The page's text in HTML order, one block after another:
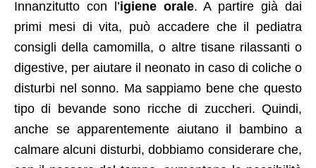
Innanzitutto con l’igiene orale. A partire già dai
primi mesi di vita, può accadere che il pediatra
consigli della camomilla, o altre tisane rilassanti o
digestive, per aiutare il neonato in caso di coliche o
disturbi nel sonno. Ma sappiamo bene che questo
tipo di bevande sono ricche di zuccheri. Quindi,
anche se apparentemente aiutano il bambino a
calmare alcuni disturbi, dobbiamo considerare che,